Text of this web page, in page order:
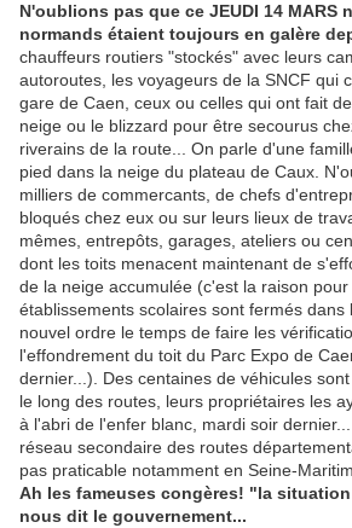
N'oublions pas que ce JEUDI 14 MARS
normands étaient toujours en galère
chauffeurs routiers "stockés" avec leurs
autoroutes, les voyageurs de la SNCF qui
gare de Caen, ceux ou celles qui ont fait
neige ou le blizzard pour être secourus
riverains de la route... On parle d'une
pied dans la neige du plateau de Caux.
milliers de commercants, de chefs
bloqués chez eux ou sur leurs lieux de
mêmes, entrepôts, garages, ateliers ou
dont les toits menacent maintenant de
de la neige accumulée (c'est la raison
établissements scolaires sont fermés dans
nouvel ordre le temps de faire les
l'effondrement du toit du Parc Expo de
dernier...). Des centaines de véhicules
le long des routes, leurs propriétaires les
à l'abri de l'enfer blanc, mardi soir
réseau secondaire des routes
pas praticable notamment en Seine-
Ah les fameuses congères! "la
nous dit le gouvernement...